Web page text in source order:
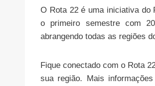
O Rota 22 é uma iniciativa do
o primeiro semestre com
abrangendo todas as regiões
Fique conectado com o Rota
sua região. Mais